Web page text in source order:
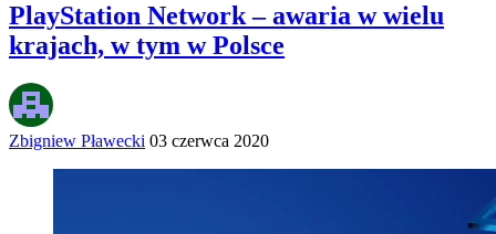
PlayStation Network – awaria w wielu
krajach, w tym w Polsce
Zbigniew Pławecki 03 czerwca 2020